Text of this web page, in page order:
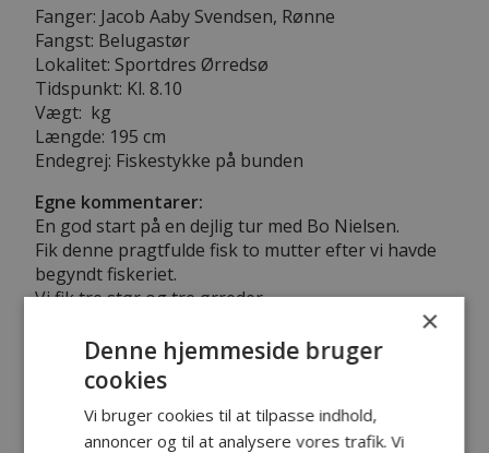
Fanger: Jacob Aaby Svendsen, Rønne
Fangst: Belugastør
Lokalitet: Sportdres Ørredsø
Tidspunkt: Kl. 8.10
Vægt: kg
Længde: 195 cm
Endegrej: Fiskestykke på bunden
Egne kommentarer:
En god start på en dejlig tur med Bo Nielsen.
Fik denne pragtfulde fisk to mutter efter vi havde
begyndt fiskeriet.
Vi fik tre stør og tre ørreder...
Kyst
8. december 2005
×
Denne hjemmeside bruger
cookies
Vi bruger cookies til at tilpasse indhold,
annoncer og til at analysere vores trafik. Vi